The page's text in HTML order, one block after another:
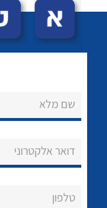
שם מלא
דואר אלקטרוני
טלפון